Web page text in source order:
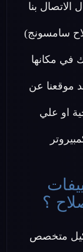
بنا
سامسونج)
في مكانها
موقعنا عن
او علي
؟
متخصص